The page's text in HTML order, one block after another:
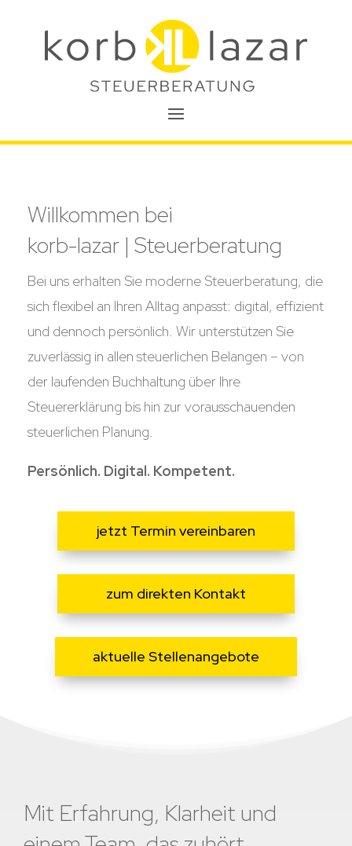
Willkommen bei
korb-lazar | Steuerberatung
Bei uns erhalten Sie moderne Steuerberatung, die
sich flexibel an Ihren Alltag anpasst: digital, effizient
und dennoch persönlich. Wir unterstützen Sie
zuverlässig in allen steuerlichen Belangen – von
der laufenden Buchhaltung über Ihre
Steuererklärung bis hin zur vorausschauenden
steuerlichen Planung.
Persönlich. Digital. Kompetent.
jetzt Termin vereinbaren
zum direkten Kontakt
aktuelle Stellenangebote
Mit Erfahrung, Klarheit und